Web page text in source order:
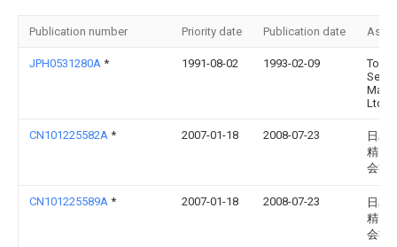
Publication number Priority date Publication date
JPH0531280A * 1991-08-02 1993-02-09
Tokai
Mach
Ltd
CN101225582A * 2007-01-18 2008-07-23
日星
精密
会社
CN101225589A * 2007-01-18 2008-07-23
日星
精密
会社